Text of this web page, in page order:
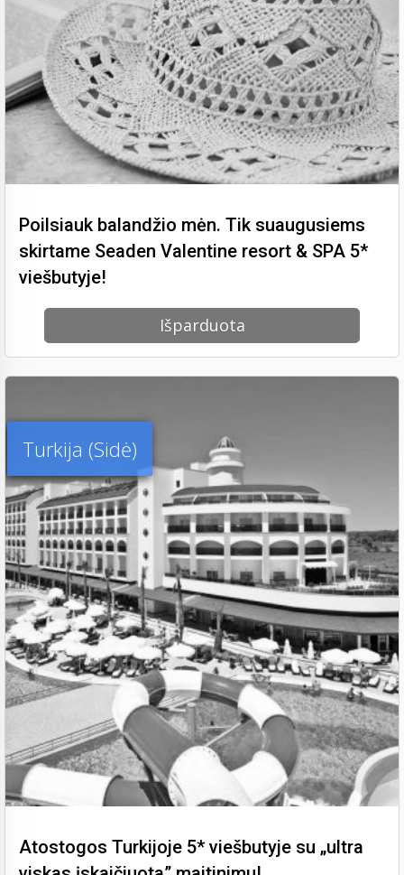
Poilsiauk balandžio mėn. Tik suaugusiems
skirtame Seaden Valentine resort & SPA 5*
viešbutyje!
Išparduota
Turkija (Sidė)
Atostogos Turkijoje 5* viešbutyje su „ultra